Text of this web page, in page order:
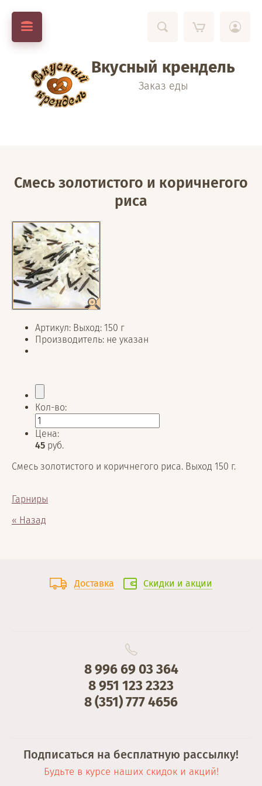
Вкусный крендель
Заказ еды
Смесь золотистого и коричнегого
риса
Артикул: Выход: 150 г
Производитель: не указан
Кол-во:
Цена:
45 руб.
Смесь золотистого и коричнегого риса. Выход 150 г.
Гарниры
« Назад
Доставка Скидки и акции
8 996 69 03 364
8 951 123 2323
8 (351) 777 4656
Подписаться на бесплатную рассылку!
Будьте в курсе наших скидок и акций!